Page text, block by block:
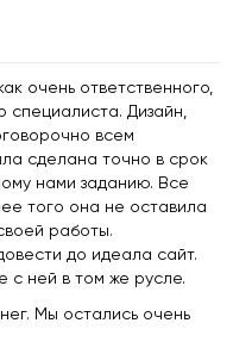
очень ответственного,
специалиста. Дизайн,
всем
сделана точно в срок
нами заданию. Все
того она не оставила
работы.
до идеала сайт.
с ней в том же русле.
Мы остались очень